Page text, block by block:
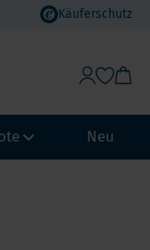
Käuferschutz
Neu